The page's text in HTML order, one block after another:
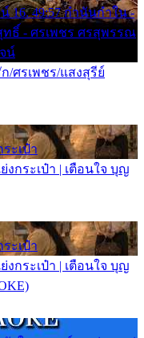
16. 49:57 กำนันกำใน -
ทธิ์ - ศรเพชร ศรสุพรรณ
น์
/ศรเพชร/แสงสุรีย์
ระเป๋า
งกระเป๋า | เตือนใจ บุญ
ระเป๋า
งกระเป๋า | เตือนใจ บุญ